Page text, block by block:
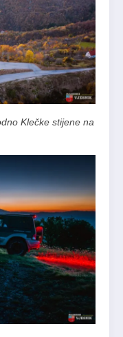
Klečke stijene na